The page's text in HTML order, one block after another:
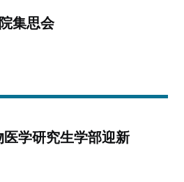
集思会
学研究生学部迎新